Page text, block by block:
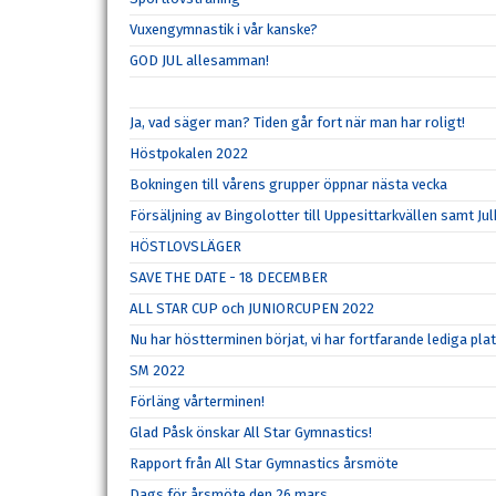
Vuxengymnastik i vår kanske?
GOD JUL allesamman!
Ja, vad säger man? Tiden går fort när man har roligt!
Höstpokalen 2022
Bokningen till vårens grupper öppnar nästa vecka
Försäljning av Bingolotter till Uppesittarkvällen samt
HÖSTLOVSLÄGER
SAVE THE DATE - 18 DECEMBER
ALL STAR CUP och JUNIORCUPEN 2022
Nu har höstterminen börjat, vi har fortfarande lediga
SM 2022
Förläng vårterminen!
Glad Påsk önskar All Star Gymnastics!
Rapport från All Star Gymnastics årsmöte